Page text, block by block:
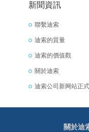
新聞資訊
聯繫迪索
迪索的質量
迪索的價值觀
關於迪索
迪索公司新网站正
關於迪